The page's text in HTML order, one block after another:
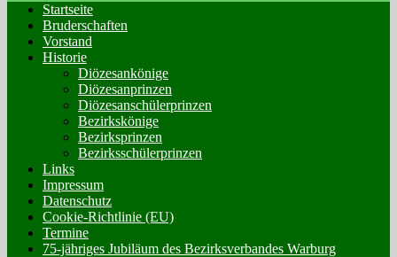
Startseite
Bruderschaften
Vorstand
Historie
Diözesankönige
Diözesanprinzen
Diözesanschülerprinzen
Bezirkskönige
Bezirksprinzen
Bezirksschülerprinzen
Links
Impressum
Datenschutz
Cookie-Richtlinie (EU)
Termine
75-jähriges Jubiläum des Bezirksverbandes Warburg